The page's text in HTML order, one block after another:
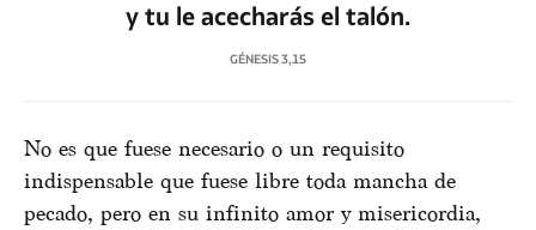
y tu le acecharás el talón.
GÉNESIS 3,15
No es que fuese necesario o un requisito
indispensable que fuese libre toda mancha de
pecado, pero en su infinito amor y misericordia,